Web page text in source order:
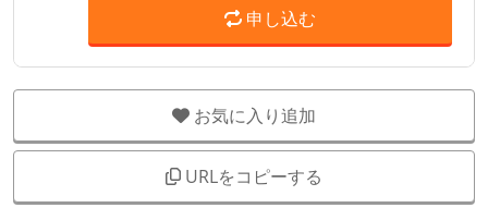
申し込む
お気に入り追加
URLをコピーする